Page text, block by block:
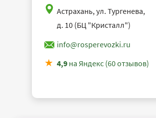
Астрахань, ул. Тургенева,
д. 10 (БЦ "Кристалл")
info@rosperevozki.ru
4,9на Яндекс (60 отзывов)